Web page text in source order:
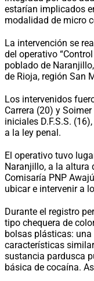
estarían implicados
modalidad de micro
La intervención se
del operativo
poblado de
de Rioja, región San
Los intervenidos
Carrera (20) y
iniciales D.F.S.S.
a la ley penal.
El operativo tuvo
Naranjillo, a la altura
Comisaría PNP
ubicar e intervenir a
Durante el registro
tipo chequera de
bolsas plásticas:
características
sustancia pardusca
básica de cocaína.